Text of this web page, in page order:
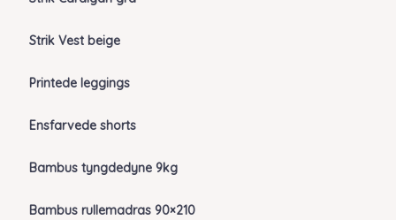
Strik Vest beige
Printede leggings
Ensfarvede shorts
Bambus tyngdedyne 9kg
Bambus rullemadras 90×210